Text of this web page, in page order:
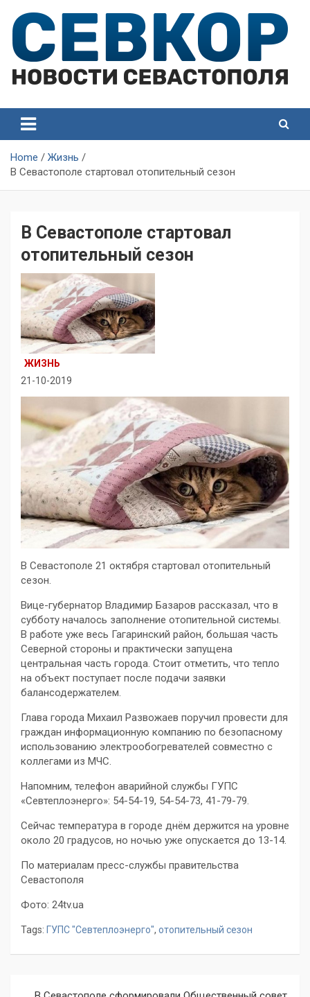
content
Севастополя
Севастополя
Home
Жизнь
В Севастополе стартовал отопительный сезон
В Севастополе стартовал
отопительный сезон
ЖИЗНЬ
21-10-2019
В Севастополе 21 октября стартовал отопительный
сезон.
Вице-губернатор Владимир Базаров рассказал, что в
субботу началось заполнение отопительной системы.
В работе уже весь Гагаринский район, большая часть
Северной стороны и практически запущена
центральная часть города. Стоит отметить, что тепло
на объект поступает после подачи заявки
балансодержателем.
Глава города Михаил Развожаев поручил провести для
граждан информационную компанию по безопасному
использованию электрообогревателей совместно с
коллегами из МЧС.
Напомним, телефон аварийной службы ГУПС
«Севтеплоэнерго»: 54-54-19, 54-54-73, 41-79-79.
Сейчас температура в городе днём держится на уровне
около 20 градусов, но ночью уже опускается до 13-14.
По материалам пресс-службы правительства
Севастополя
Фото: 24tv.ua
Tags: ГУПС "Севтеплоэнерго", отопительный сезон